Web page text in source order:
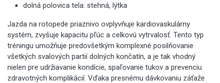
dolná polovica tela: stehná, lýtka
Jazda na rotopede priaznivo ovplyvňuje kardiovaskulárny
systém, zvyšuje kapacitu pľúc a celkovú vytrvalosť. Tento typ
tréningu umožňuje predovšetkým komplexné posilňovanie
všetkých svalových partií dolných končatín, a je tak vhodný
nielen pre udržiavanie kondície, spaľovanie tukov a prevenciu
zdravotných komplikácií. Vďaka presnému dávkovaniu záťaže